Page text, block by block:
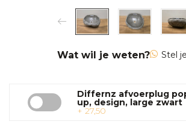
Wat wil je weten? Stel
Differnz afvoerplug
up, design, large zwart
+ 27,50